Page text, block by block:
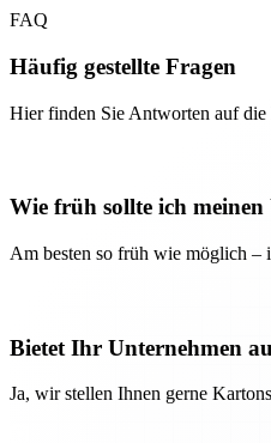
FAQ
Häufig gestellte Fragen
Hier finden Sie Antworten auf die
Wie früh sollte ich meinen
Am besten so früh wie möglich –
Bietet Ihr Unternehmen
Ja, wir stellen Ihnen gerne